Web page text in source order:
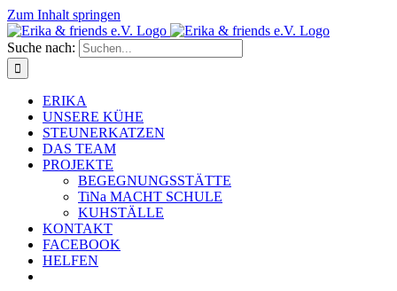
Zum Inhalt springen
Suche nach:
ERIKA
UNSERE KÜHE
STEUNERKATZEN
DAS TEAM
PROJEKTE
BEGEGNUNGSSTÄTTE
TiNa MACHT SCHULE
KUHSTÄLLE
KONTAKT
FACEBOOK
HELFEN